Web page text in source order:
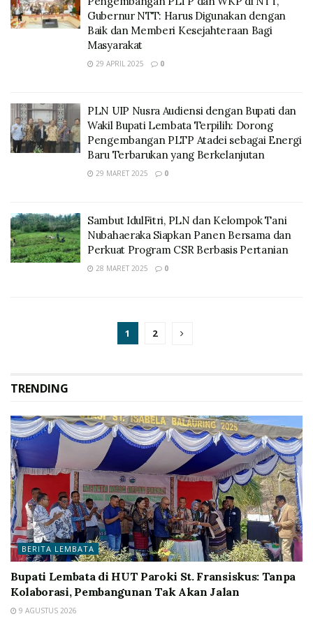
Gubernur NTT: Harus Digunakan dengan
Baik dan Memberi Kesejahteraan Bagi
Masyarakat
29 APRIL 2025 0
PLN UIP Nusra Audiensi dengan Bupati dan
Wakil Bupati Lembata Terpilih: Dorong
Pengembangan PLTP Atadei sebagai Energi
Baru Terbarukan yang Berkelanjutan
29 MARET 2025 0
Sambut IdulFitri, PLN dan Kelompok Tani
Nubahaeraka Siapkan Panen Bersama dan
Perkuat Program CSR Berbasis Pertanian
28 MARET 2025 0
1 2
TRENDING
BERITA LEMBATA
Bupati Lembata di HUT Paroki St. Fransiskus: Tanpa
Kolaborasi, Pembangunan Tak Akan Jalan
9 AGUSTUS 2026